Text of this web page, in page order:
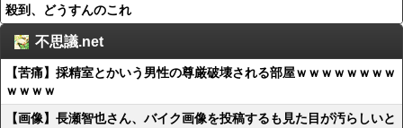
殺到、どうすんのこれ
不思議.net
【苦痛】採精室とかいう男性の尊厳破壊される部屋ｗｗｗｗｗｗｗｗ
ｗｗｗｗ
【画像】長瀬智也さん、バイク画像を投稿するも見た目が汚らしいと